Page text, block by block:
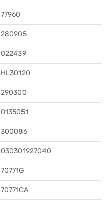
77960
280905
022439
HL30120
290300
0135051
300086
030301927040
70771G
70771CA